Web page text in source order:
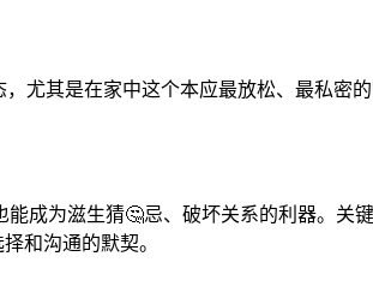
尤其是在家中这个本应最放松、最私密
成为滋生猜🤔忌、破坏关系的利器。关
和沟通的默契。